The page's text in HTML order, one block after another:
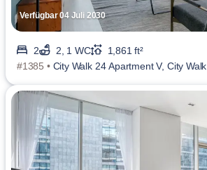
Verfügbar 04 Juli 2030
2 2, 1 WC
1,861 ft²
#1385 • City Walk 24 Apartment V, City Walk